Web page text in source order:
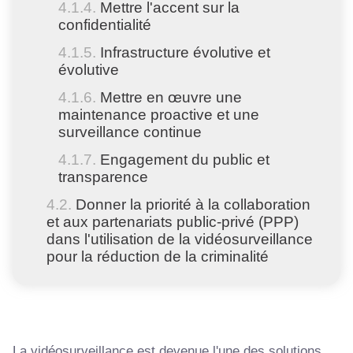
Mettre l'accent sur la
confidentialité
Infrastructure évolutive et
évolutive
Mettre en œuvre une
maintenance proactive et une
surveillance continue
Engagement du public et
transparence
Donner la priorité à la collaboration
et aux partenariats public-privé (PPP)
dans l'utilisation de la vidéosurveillance
pour la réduction de la criminalité